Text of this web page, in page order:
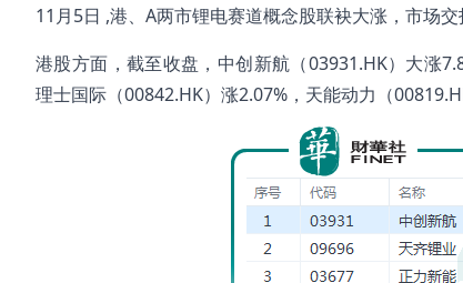
11月5日 ,港、A两市锂电赛道概念股联袂大涨，市场交
港股方面，截至收盘，中创新航（03931.HK）大涨
理士国际（00842.HK）涨2.07%，天能动力（